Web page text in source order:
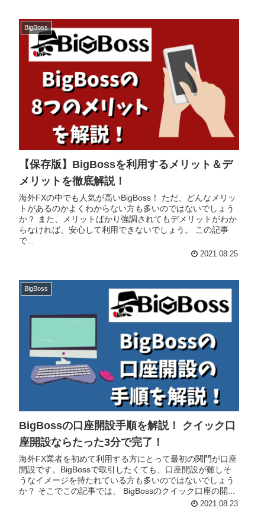
BigBoss
【保存版】BigBossを利用するメリット＆デ
メリットを徹底解説！
海外FXの中でも人気が高いBigBoss！ ただ、どんなメリッ
トがあるのかよくわからない方も多いのではないでしょう
か？ また、メリットばかり強調されてもデメリットがわか
らなければ、安心して利用できないでしょう。 この記事
で...
2021.08.25
BigBoss
BigBossの口座開設手順を解説！ クイック口
座開設ならたった3分で完了！
海外FX業者を初めて利用する方にとって最初の関門が口座
開設です。BigBossで取引したくても、口座開設が難しそ
うなイメージを持たれている方も多いのではないでしょう
か？ そこでこの記事では、 BigBossのクイック口座の開...
2021.08.23